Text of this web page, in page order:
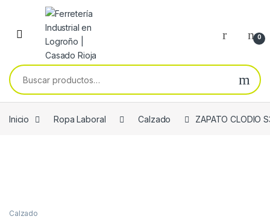
Skip to navigation
Skip to content
0
Buscar por:
Inicio Ropa Laboral Calzado ZAPATO CLODIO
Calzado